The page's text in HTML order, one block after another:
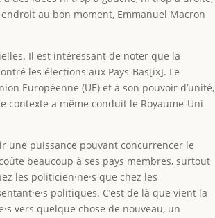
au bon moment, Emmanuel Macron
Il est intéressant de noter que la
les élections aux Pays-Bas[ix]. Le
Européenne (UE) et à son pouvoir d’unité,
contexte a même conduit le Royaume-Uni
une puissance pouvant concurrencer le
beaucoup à ses pays membres, surtout
les politicien·ne·s que chez les
politiques. C’est de là que vient la
vers quelque chose de nouveau, un